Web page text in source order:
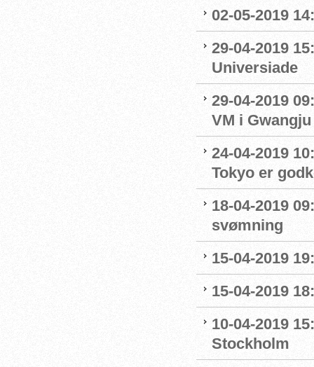
02-05-2019
29-04-2019
Universiade
29-04-2019
VM i Gwangju
24-04-2019
Tokyo er
18-04-2019
svømning
15-04-2019
15-04-2019
10-04-2019
Stockholm